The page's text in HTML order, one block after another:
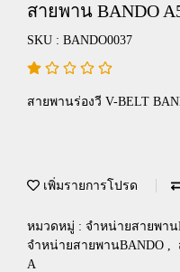
สายพาน BANDO
SKU : BANDO0037
สายพานร่องวี V-BELT
เพิ่มรายการโปรด
หมวดหมู่ : จำหน่ายสายพาน
จำหน่ายสายพานBANDO ,
A